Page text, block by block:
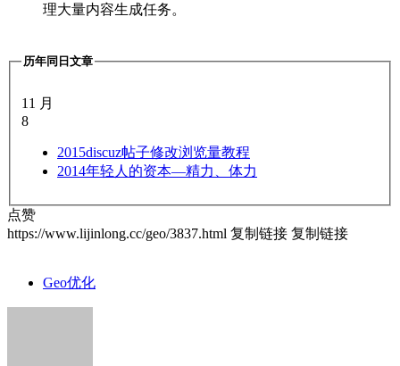
理大量内容生成任务。
历年同日文章
11 月
8
2015discuz帖子修改浏览量教程
2014年轻人的资本—精力、体力
点赞
https://www.lijinlong.cc/geo/3837.html 复制链接 复制链接
Geo优化